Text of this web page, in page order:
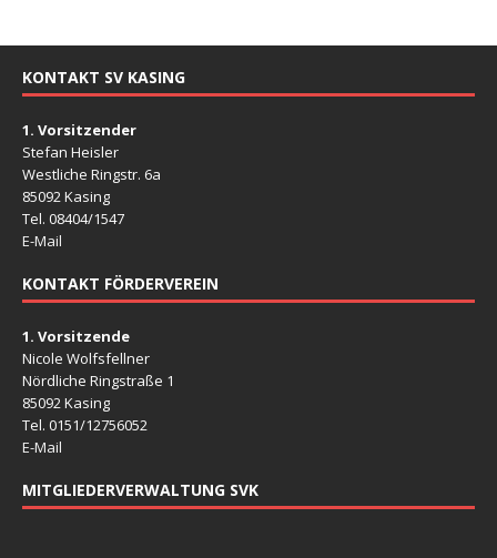
KONTAKT SV KASING
1. Vorsitzender
Stefan Heisler
Westliche Ringstr. 6a
85092 Kasing
Tel. 08404/1547
E-Mail
KONTAKT FÖRDERVEREIN
1. Vorsitzende
Nicole Wolfsfellner
Nördliche Ringstraße 1
85092 Kasing
Tel. 0151/12756052
E-Mail
MITGLIEDERVERWALTUNG SVK